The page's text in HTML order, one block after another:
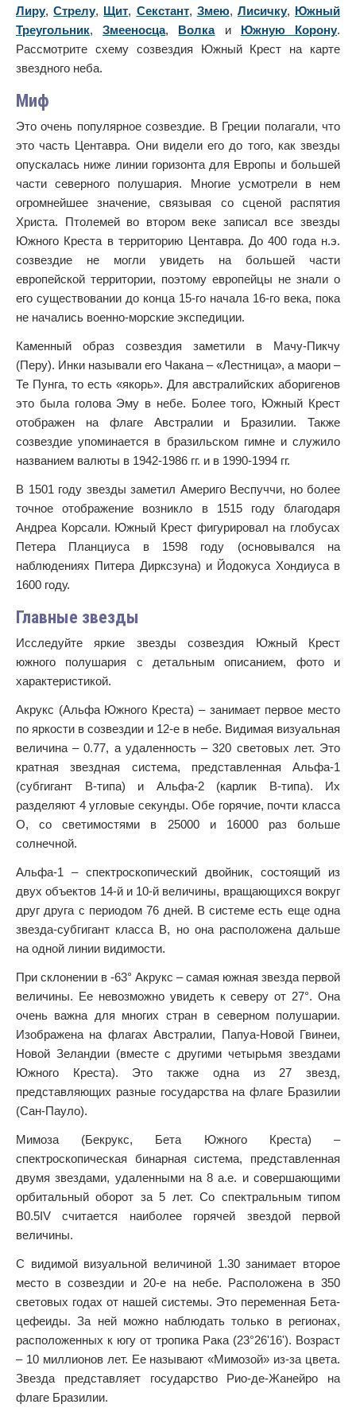
Лиру,Стрелу, Щит, Секстант, Змею, Лисичку, Южный
Треугольник,Змееносца, Волкаи Южную Корону.
Рассмотрите схему созвездия Южный Крест на карте
звездного неба.
Миф
Это очень популярное созвездие. В Греции полагали, что
это часть Центавра. Они видели его до того, как звезды
опускалась ниже линии горизонта для Европы и большей
части северного полушария. Многие усмотрели в нем
огромнейшее значение, связывая со сценой распятия
Христа. Птолемей во втором веке записал все звезды
Южного Креста в территорию Центавра. До 400 года н.э.
созвездие не могли увидеть на большей части
европейской территории, поэтому европейцы не знали о
его существовании до конца 15-го начала 16-го века, пока
не начались военно-морские экспедиции.
Каменный образ созвездия заметили в Мачу-Пикчу
(Перу). Инки называли его Чакана – «Лестница», а маори –
Те Пунга, то есть «якорь». Для австралийских аборигенов
это была голова Эму в небе. Более того, Южный Крест
отображен на флаге Австралии и Бразилии. Также
созвездие упоминается в бразильском гимне и служило
названием валюты в 1942-1986 гг. и в 1990-1994 гг.
В 1501 году звезды заметил Америго Веспуччи, но более
точное отображение возникло в 1515 году благодаря
Андреа Корсали. Южный Крест фигурировал на глобусах
Петера Планциуса в 1598 году (основывался на
наблюдениях Питера Дирксзуна) и Йодокуса Хондиуса в
1600 году.
Главные звезды
Исследуйте яркие звезды созвездия Южный Крест
южного полушария с детальным описанием, фото и
характеристикой.
Акрукс (Альфа Южного Креста) – занимает первое место
по яркости в созвездии и 12-е в небе. Видимая визуальная
величина – 0.77, а удаленность – 320 световых лет. Это
кратная звездная система, представленная Альфа-1
(субгигант B-типа) и Альфа-2 (карлик B-типа). Их
разделяют 4 угловые секунды. Обе горячие, почти класса
O, со светимостями в 25000 и 16000 раз больше
солнечной.
Альфа-1 – спектроскопический двойник, состоящий из
двух объектов 14-й и 10-й величины, вращающихся вокруг
друг друга с периодом 76 дней. В системе есть еще одна
звезда-субгигант класса B, но она расположена дальше
на одной линии видимости.
При склонении в -63° Акрукс – самая южная звезда первой
величины. Ее невозможно увидеть к северу от 27°. Она
очень важна для многих стран в северном полушарии.
Изображена на флагах Австралии, Папуа-Новой Гвинеи,
Новой Зеландии (вместе с другими четырьмя звездами
Южного Креста). Это также одна из 27 звезд,
представляющих разные государства на флаге Бразилии
(Сан-Пауло).
Мимоза (Бекрукс, Бета Южного Креста) –
спектроскопическая бинарная система, представленная
двумя звездами, удаленными на 8 а.е. и совершающими
орбитальный оборот за 5 лет. Со спектральным типом
B0.5IV считается наиболее горячей звездой первой
величины.
С видимой визуальной величиной 1.30 занимает второе
место в созвездии и 20-е на небе. Расположена в 350
световых годах от нашей системы. Это переменная Бета-
цефеиды. За ней можно наблюдать только в регионах,
расположенных к югу от тропика Рака (23°26'16'). Возраст
– 10 миллионов лет. Ее называют «Мимозой» из-за цвета.
Звезда представляет государство Рио-де-Жанейро на
флаге Бразилии.